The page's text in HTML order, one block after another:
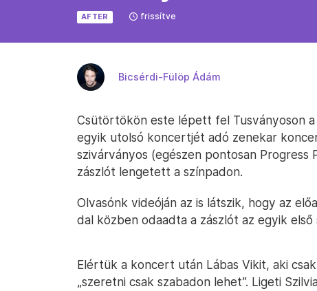
AFTER frissítve
Bicsérdi-Fülöp Ádám
Csütörtökön este lépett fel Tusványoson
egyik utolsó koncertjét adó zenekar
szivárványos (egészen pontosan
zászlót lengetett a színpadon.
Olvasónk videóján az is látszik, hogy az
dal közben odaadta a zászlót az egyik
Elértük a koncert után Lábas Vikit, aki
„szeretni csak szabadon lehet”. Ligeti